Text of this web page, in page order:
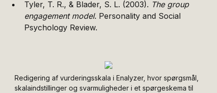
Tyler, T. R., & Blader, S. L. (2003). The group
engagement model. Personality and Social
Psychology Review.
Redigering af vurderingsskala i Enalyzer, hvor spørgsmål,
skalaindstillinger og svarmuligheder i et spørgeskema til